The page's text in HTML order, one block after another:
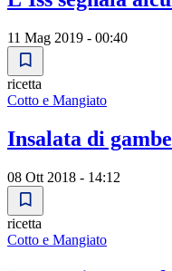
11 Mag 2019 - 00:40
ricetta
Cotto e Mangiato
Insalata di
08 Ott 2018 - 14:12
ricetta
Cotto e Mangiato